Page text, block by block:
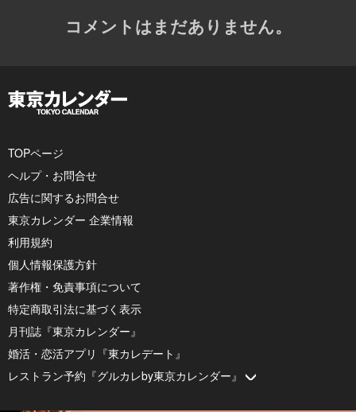
コメントはまだありません。
TOPページ
ヘルプ・お問合せ
広告に関するお問合せ
東京カレンダー 企業情報
利用規約
個人情報保護方針
著作権・免責事項について
特定商取引法に基づく表示
月刊誌『東京カレンダー』
婚活・恋活アプリ『東カレデート』
レストラン予約『グルカレby東京カレンダー』